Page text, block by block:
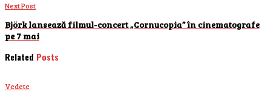
Next Post
Björk lansează filmul-concert „Cornucopia” în cinematografe
pe 7 mai
Related Posts
Vedete